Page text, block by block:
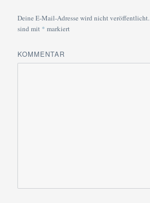
Deine E-Mail-Adresse wird nicht veröffentlicht.
sind mit * markiert
KOMMENTAR